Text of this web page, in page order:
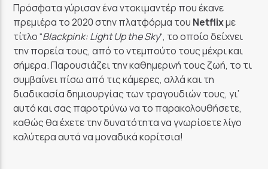
Πρόσφατα γύρισαν ένα ντοκιμαντέρ που έκανε
πρεμιέρα το 2020 στην πλατφόρμα του Netflixμε
τίτλο “Blackpink: Light Up the Sky“, το οποίο δείχνει
την πορεία τους, από το ντεμπούτο τους μέχρι και
σήμερα. Παρουσιάζει την καθημερινή τους ζωή, το τι
συμβαίνει πίσω από τις κάμερες, αλλά και τη
διαδικασία δημιουργίας των τραγουδιών τους, γι’
αυτό και σας παροτρύνω να το παρακολουθήσετε,
καθώς θα έχετε την δυνατότητα να γνωρίσετε λίγο
καλύτερα αυτά να μοναδικά κορίτσια!